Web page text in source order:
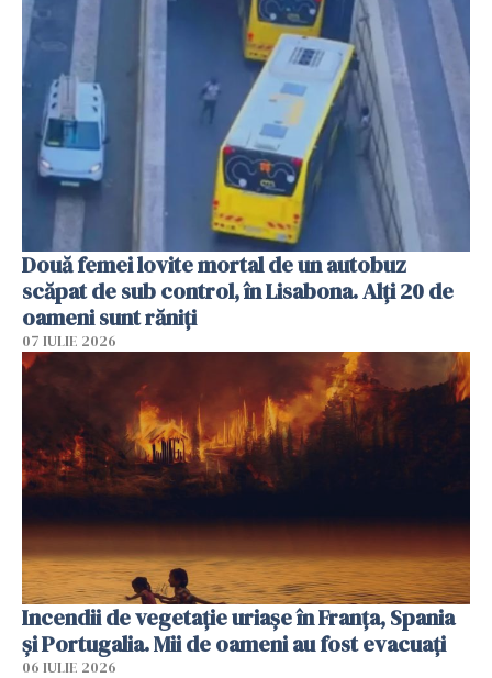
Două femei lovite mortal de un autobuz
scăpat de sub control, în Lisabona. Alți 20 de
oameni sunt răniți
07 IULIE 2026
Incendii de vegetație uriașe în Franța, Spania
și Portugalia. Mii de oameni au fost evacuați
06 IULIE 2026